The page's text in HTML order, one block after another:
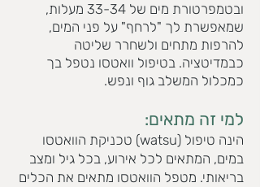
ובטמפרטורת מים של 33-34 מעלות,
שמאפשרת לך "לרחף" על פני המים,
להרפות מתחים ולשחרר שליטה
כבמדיטציה. בטיפול וואטסו נטפל בך
כמכלול המשלב גוף ונפש.
למי זה מתאים:
טכניקת הוואטסו (watsu) הינה טיפול
במים, המתאים לכל אירוע, בכל גיל ומצב
בריאותי. מטפל הוואטסו מתאים את הכלים